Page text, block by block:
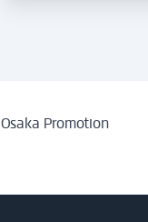
Osaka Promotion